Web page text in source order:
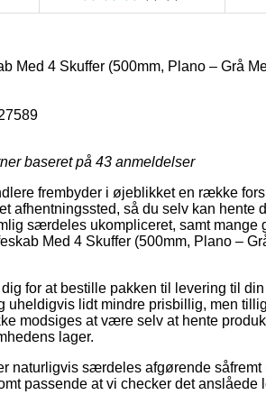
Med 4 Skuffer (500mm, Plano – Grå
baseret på 43 anmeldelser
frembyder i øjeblikket en række
afhentningssted, så du selv kan hente
særdeles ukompliceret, samt mange
Med 4 Skuffer (500mm, Plano –
for at bestille pakken til levering til
uheldigvis lidt mindre prisbillig, men
modsiges at være selv at hente
lager.
naturligvis særdeles afgørende
passende at vi checker det